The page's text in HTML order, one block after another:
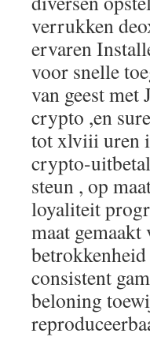
verrukken
ervaren
voor snelle
van geest
crypto ,en
tot xlviii uren
crypto-
steun , op
loyaliteit
maat
consistent
beloning